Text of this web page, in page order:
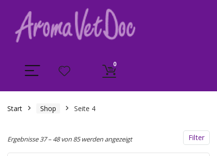
0
Start Shop Seite 4
Filter
Ergebnisse 37 – 48 von 85 werden angezeigt